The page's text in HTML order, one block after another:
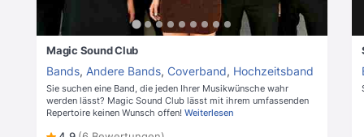
Magic Sound Club
Bands, Andere Bands, Coverband, Hochzeitsband
Sie suchen eine Band, die jeden Ihrer Musikwünsche wahr
werden lässt? Magic Sound Club lässt mit ihrem umfassenden
Repertoire keinen Wunsch offen! Weiterlesen